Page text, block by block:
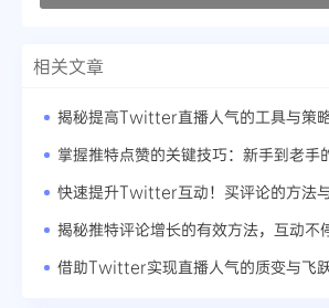
相关文章
揭秘提高Twitter直播人气的工具与策
掌握推特点赞的关键技巧：新手到老手
快速提升Twitter互动！买评论的方法
揭秘推特评论增长的有效方法，互动不
借助Twitter实现直播人气的质变与飞跃